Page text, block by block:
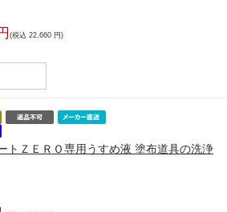
(税込 22,660 円)
トＺＥＲＯ専用うすめ液 塗布道具の洗浄